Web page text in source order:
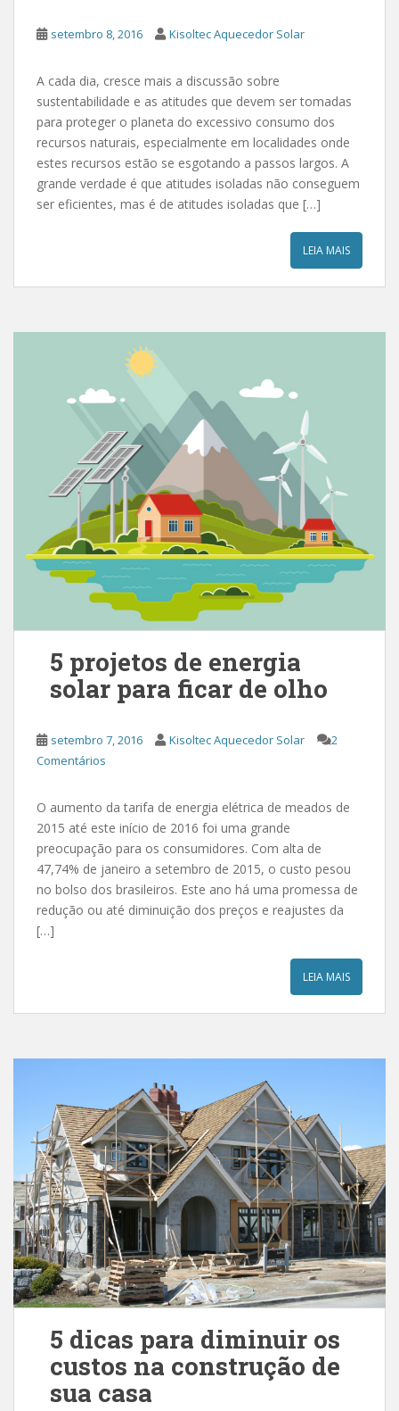
setembro 8, 2016 Kisoltec Aquecedor Solar
A cada dia, cresce mais a discussão sobre
sustentabilidade e as atitudes que devem ser tomadas
para proteger o planeta do excessivo consumo dos
recursos naturais, especialmente em localidades onde
estes recursos estão se esgotando a passos largos. A
grande verdade é que atitudes isoladas não conseguem
ser eficientes, mas é de atitudes isoladas que […]
LEIA MAIS
5 projetos de energia
solar para ficar de olho
setembro 7, 2016 Kisoltec Aquecedor Solar
2
Comentários
O aumento da tarifa de energia elétrica de meados de
2015 até este início de 2016 foi uma grande
preocupação para os consumidores. Com alta de
47,74% de janeiro a setembro de 2015, o custo pesou
no bolso dos brasileiros. Este ano há uma promessa de
redução ou até diminuição dos preços e reajustes da
[…]
LEIA MAIS
5 dicas para diminuir os
custos na construção de
sua casa